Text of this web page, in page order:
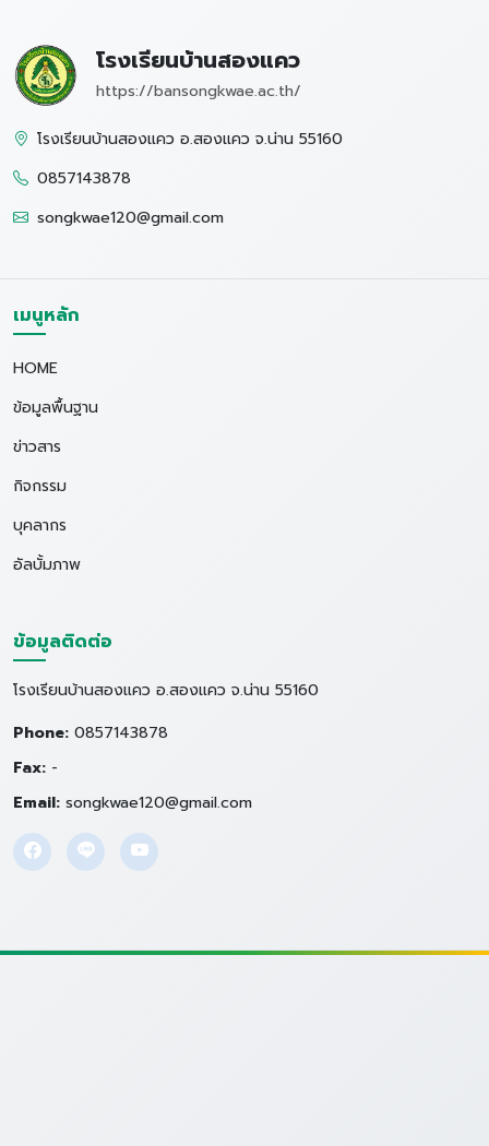
โรงเรียนบ้านสองแคว
https://bansongkwae.ac.th/
โรงเรียนบ้านสองแคว อ.สองแคว จ.น่าน 55160
0857143878
songkwae120@gmail.com
เมนูหลัก
HOME
ข้อมูลพื้นฐาน
ข่าวสาร
กิจกรรม
บุคลากร
อัลบั้มภาพ
ข้อมูลติดต่อ
โรงเรียนบ้านสองแคว อ.สองแคว จ.น่าน 55160
Phone: 0857143878
Fax: -
Email: songkwae120@gmail.com